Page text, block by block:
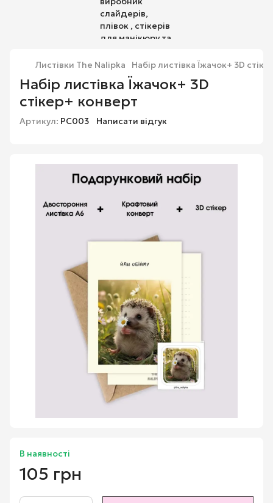
Листівки The Nalipka Набір листівка Їжачок+ 3D
Набір листівка Їжачок+ 3D
стікер+ конверт
Артикул: PC003 Написати відгук
В наявності
105 грн